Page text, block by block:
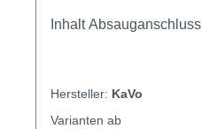
Inhalt Absauganschluss
Hersteller: KaVo
Varianten ab